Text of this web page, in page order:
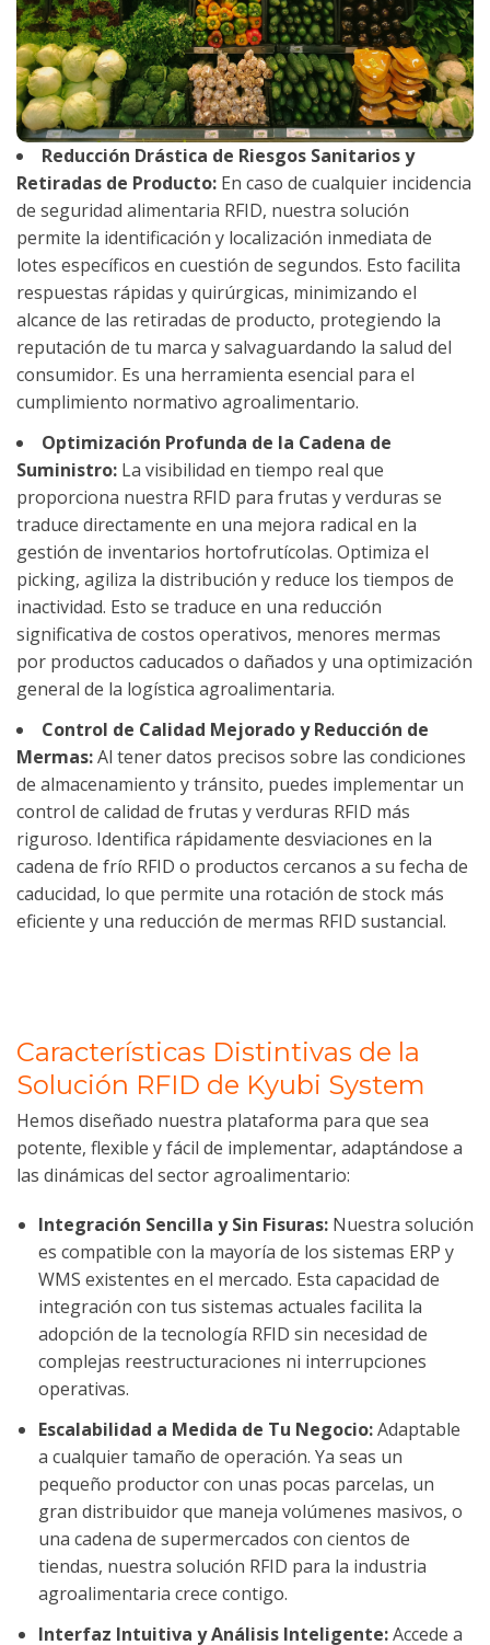
Reducción Drástica de Riesgos Sanitarios y
Retiradas de Producto: En caso de cualquier incidencia
de seguridad alimentaria RFID, nuestra solución
permite la identificación y localización inmediata de
lotes específicos en cuestión de segundos. Esto facilita
respuestas rápidas y quirúrgicas, minimizando el
alcance de las retiradas de producto, protegiendo la
reputación de tu marca y salvaguardando la salud del
consumidor. Es una herramienta esencial para el
cumplimiento normativo agroalimentario.
Optimización Profunda de la Cadena de
Suministro: La visibilidad en tiempo real que
proporciona nuestra RFID para frutas y verduras se
traduce directamente en una mejora radical en la
gestión de inventarios hortofrutícolas. Optimiza el
picking, agiliza la distribución y reduce los tiempos de
inactividad. Esto se traduce en una reducción
significativa de costos operativos, menores mermas
por productos caducados o dañados y una optimización
general de la logística agroalimentaria.
Control de Calidad Mejorado y Reducción de
Mermas:Al tener datos precisos sobre las condiciones
de almacenamiento y tránsito, puedes implementar un
control de calidad de frutas y verduras RFID más
riguroso. Identifica rápidamente desviaciones en la
cadena de frío RFID o productos cercanos a su fecha de
caducidad, lo que permite una rotación de stock más
eficiente y una reducción de mermas RFID sustancial.
Características Distintivas de la
Solución RFID de Kyubi System
Hemos diseñado nuestra plataforma para que sea
potente, flexible y fácil de implementar, adaptándose a
las dinámicas del sector agroalimentario:
Integración Sencilla y Sin Fisuras: Nuestra solución
es compatible con la mayoría de los sistemas ERP y
WMS existentes en el mercado. Esta capacidad de
integración con tus sistemas actuales facilita la
adopción de la tecnología RFID sin necesidad de
complejas reestructuraciones ni interrupciones
operativas.
Escalabilidad a Medida de Tu Negocio:Adaptable
a cualquier tamaño de operación. Ya seas un
pequeño productor con unas pocas parcelas, un
gran distribuidor que maneja volúmenes masivos, o
una cadena de supermercados con cientos de
tiendas, nuestra solución RFID para la industria
agroalimentaria crece contigo.
Interfaz Intuitiva y Análisis Inteligente:Accede a